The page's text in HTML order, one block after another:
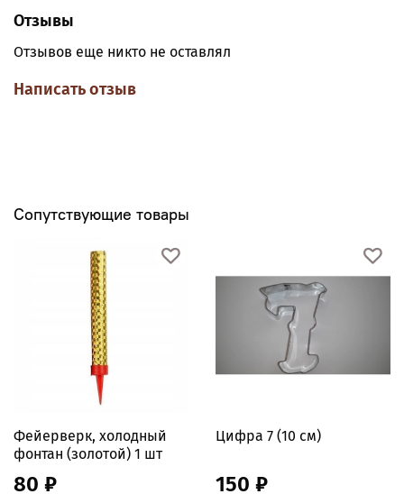
Отзывы
Отзывов еще никто не оставлял
Написать отзыв
Сопутствующие товары
Фейерверк, холодный
фонтан (золотой) 1 шт
80 ₽
Цифра 7 (10 см)
150 ₽